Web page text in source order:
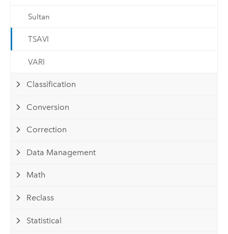
Sultan
TSAVI
VARI
Classification
Conversion
Correction
Data Management
Math
Reclass
Statistical